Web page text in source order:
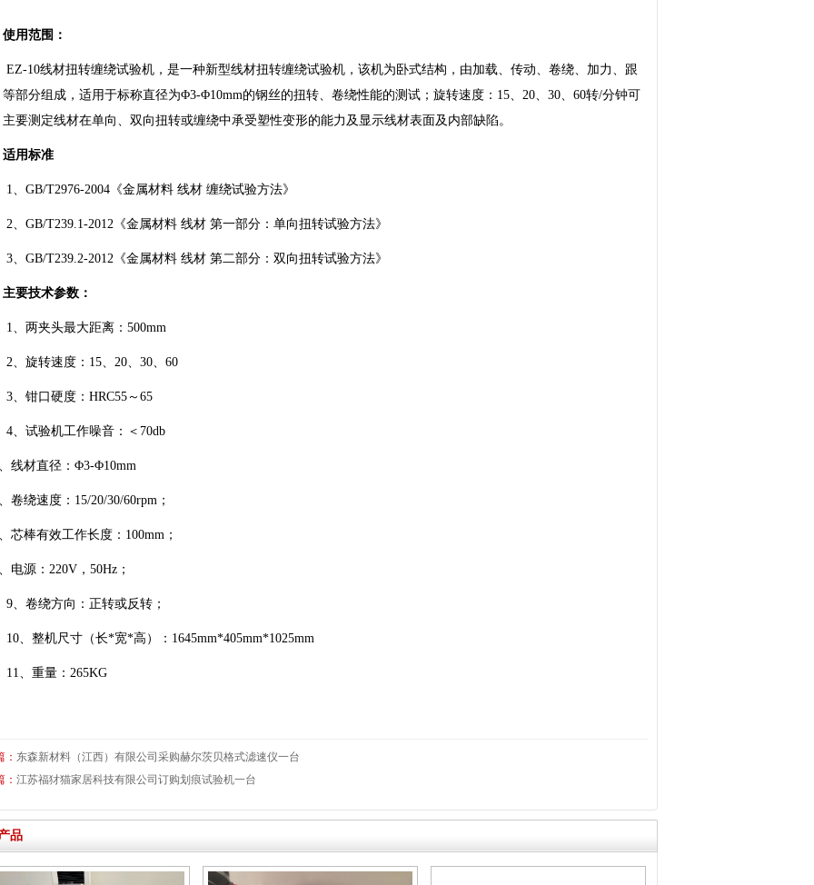
用范围：
EZ-10线材扭转缠绕试验机，是一种新型线材扭转缠绕试验机，该机为卧式结构，由加载、传动、卷绕、加力、跟
等部分组成，适用于标称直径为Φ3-Φ10mm的钢丝的扭转、卷绕性能的测试； 旋转速度： 15、20、30、60转/分钟可
主要测定线材在单向、双向扭转或缠绕中承受塑性变形的能力及显示线材表面及内部缺陷。
适用标准
1、GB/T2976-2004《金属材料 线材 缠绕试验方法》
2、GB/T239.1-2012《金属材料 线材 第一部分：单向扭转试验方法》
3、GB/T239.2-2012《金属材料 线材 第二部分：双向扭转试验方法》
要技术参数：
1、两夹头最大距离：500mm
2、旋转速度：15、20、30、60
3、钳口硬度：HRC55～65
4、试验机工作噪音：＜70db
线材直径： Φ3-Φ10mm
卷绕速度： 15/20/30/60rpm；
芯棒有效工作长度：100mm；
电源： 220V，50Hz；
9、卷绕方向：正转或反转；
10、整机尺寸（长*宽*高）：1645mm*405mm*1025mm
11、重量：265KG
： 东森新材料（江西）有限公司采购赫尔茨贝格式滤速仪一台
： 江苏福犲猫家居科技有限公司订购划痕试验机一台
品